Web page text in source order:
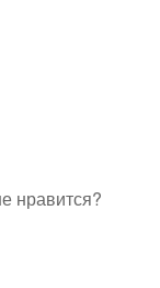
нравится?